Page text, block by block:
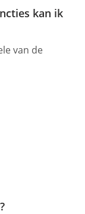
kan ik
van de